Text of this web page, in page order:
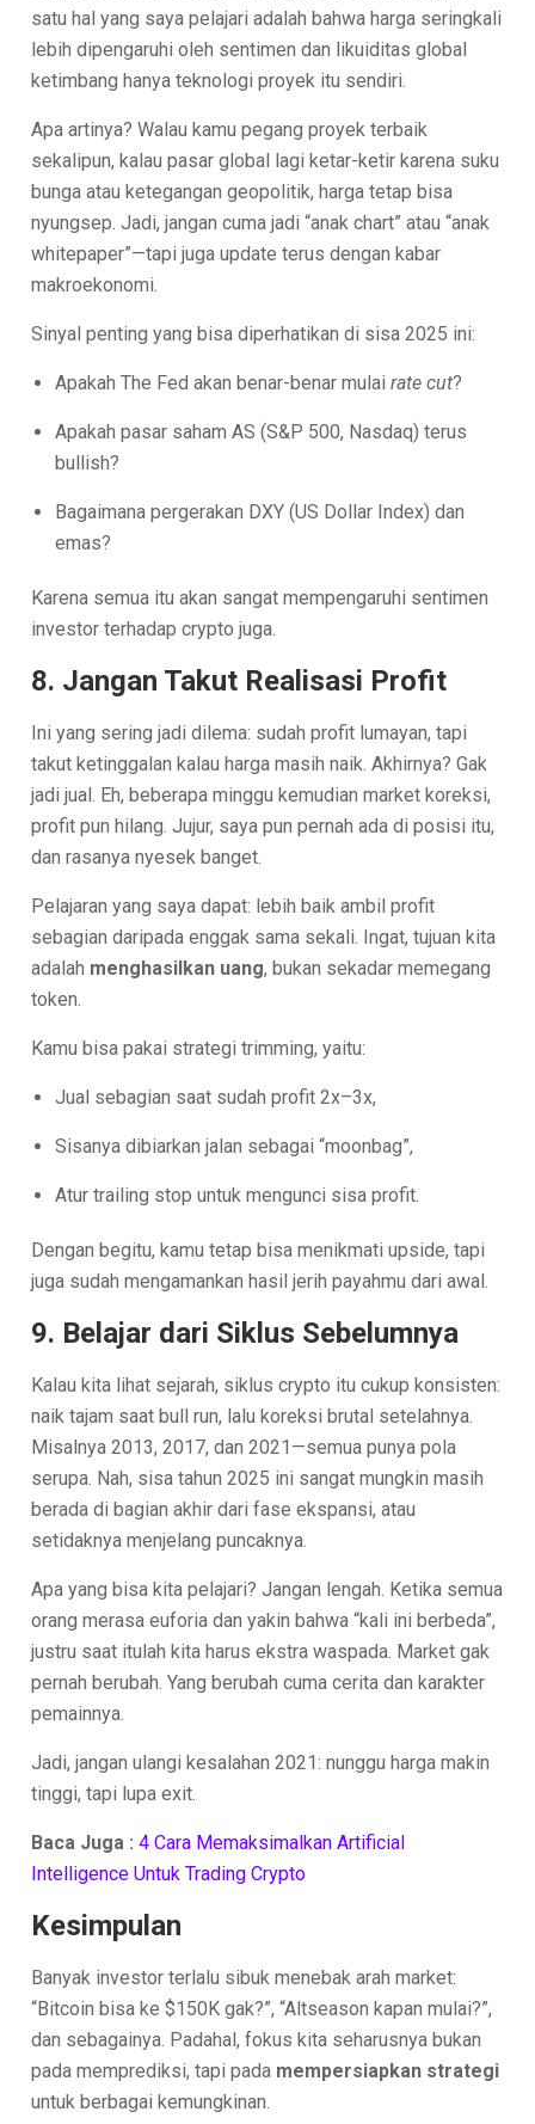
satu hal yang saya pelajari adalah bahwa harga seringkali
lebih dipengaruhi oleh sentimen dan likuiditas global
ketimbang hanya teknologi proyek itu sendiri.
Apa artinya? Walau kamu pegang proyek terbaik
sekalipun, kalau pasar global lagi ketar-ketir karena suku
bunga atau ketegangan geopolitik, harga tetap bisa
nyungsep. Jadi, jangan cuma jadi “anak chart” atau “anak
whitepaper”—tapi juga update terus dengan kabar
makroekonomi.
Sinyal penting yang bisa diperhatikan di sisa 2025 ini:
Apakah The Fed akan benar-benar mulairate cut?
Apakah pasar saham AS (S&P 500, Nasdaq) terus
bullish?
Bagaimana pergerakan DXY (US Dollar Index) dan
emas?
Karena semua itu akan sangat mempengaruhi sentimen
investor terhadap crypto juga.
8. Jangan Takut Realisasi Profit
Ini yang sering jadi dilema: sudah profit lumayan, tapi
takut ketinggalan kalau harga masih naik. Akhirnya? Gak
jadi jual. Eh, beberapa minggu kemudian market koreksi,
profit pun hilang. Jujur, saya pun pernah ada di posisi itu,
dan rasanya nyesek banget.
Pelajaran yang saya dapat: lebih baik ambil profit
sebagian daripada enggak sama sekali. Ingat, tujuan kita
adalah menghasilkan uang, bukan sekadar memegang
token.
Kamu bisa pakai strategi trimming, yaitu:
Jual sebagian saat sudah profit 2x–3x,
Sisanya dibiarkan jalan sebagai “moonbag”,
Atur trailing stop untuk mengunci sisa profit.
Dengan begitu, kamu tetap bisa menikmati upside, tapi
juga sudah mengamankan hasil jerih payahmu dari awal.
9. Belajar dari Siklus Sebelumnya
Kalau kita lihat sejarah, siklus crypto itu cukup konsisten:
naik tajam saat bull run, lalu koreksi brutal setelahnya.
Misalnya 2013, 2017, dan 2021—semua punya pola
serupa. Nah, sisa tahun 2025 ini sangat mungkin masih
berada di bagian akhir dari fase ekspansi, atau
setidaknya menjelang puncaknya.
Apa yang bisa kita pelajari? Jangan lengah. Ketika semua
orang merasa euforia dan yakin bahwa “kali ini berbeda”,
justru saat itulah kita harus ekstra waspada. Market gak
pernah berubah. Yang berubah cuma cerita dan karakter
pemainnya.
Jadi, jangan ulangi kesalahan 2021: nunggu harga makin
tinggi, tapi lupa exit.
Baca Juga :4 Cara Memaksimalkan Artificial
Intelligence Untuk Trading Crypto
Kesimpulan
Banyak investor terlalu sibuk menebak arah market:
“Bitcoin bisa ke $150K gak?”, “Altseason kapan mulai?”,
dan sebagainya. Padahal, fokus kita seharusnya bukan
pada memprediksi, tapi pada mempersiapkan strategi
untuk berbagai kemungkinan.